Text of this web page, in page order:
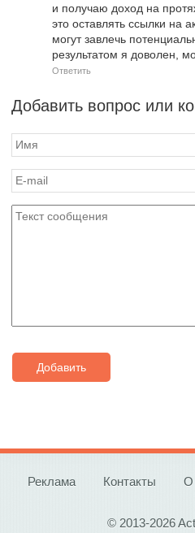
и получаю доход на
это оставлять ссылки на
могут завлечь
результатом я доволен,
Ответить
Добавить вопрос или
Добавить
Реклама Контакты О
© 2013-2026